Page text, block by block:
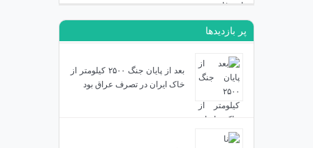
اردوغان
دی ۱۹, ۱۴۰۳
پر بازدیدها
بعد از پایان جنگ ۲۵۰۰ کیلومتر از
خاک ایران در تصرف عراق بود